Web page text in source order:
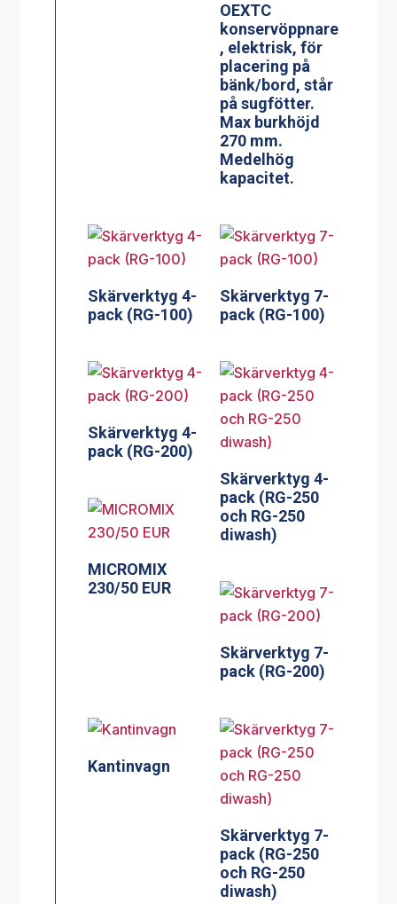
OEXTC
konservöppnare
, elektrisk, för
placering på
bänk/bord, står
på sugfötter.
Max burkhöjd
270 mm.
Medelhög
kapacitet.
Skärverktyg 4-
pack (RG-100)
Skärverktyg 7-
pack (RG-100)
Skärverktyg 4-
pack (RG-200)
Skärverktyg 4-
pack (RG-250
och RG-250
diwash)
MICROMIX
230/50 EUR
Skärverktyg 7-
pack (RG-200)
Kantinvagn
Skärverktyg 7-
pack (RG-250
och RG-250
diwash)